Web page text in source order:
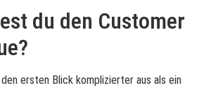
du den Customer
ersten Blick komplizierter aus als ein